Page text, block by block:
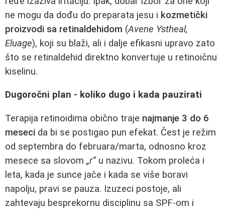
ne mogu da dođu do preparata jesu i kozmetički
proizvodi sa retinaldehidom (Avene Ystheal,
Eluage), koji su blaži, ali i dalje efikasni upravo zato
što se retinaldehid direktno konvertuje u retinoičnu
kiselinu.
Dugoročni plan - koliko dugo i kada pauzirati
Terapija retinoidima obično traje najmanje 3 do 6
meseci da bi se postigao pun efekat. Čest je režim
od septembra do februara/marta, odnosno kroz
mesece sa slovom „r”u nazivu. Tokom proleća i
leta, kada je sunce jače i kada se više boravi
napolju, pravi se pauza. Izuzeci postoje, ali
zahtevaju besprekornu disciplinu sa SPF‑om i